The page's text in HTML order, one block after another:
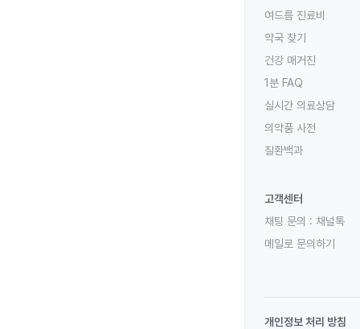
여드름 진료비
약국 찾기
건강 매거진
1분 FAQ
실시간 의료상담
의약품 사전
질환백과
고객센터
채팅 문의 : 채널톡
메일로 문의하기
개인정보 처리 방침